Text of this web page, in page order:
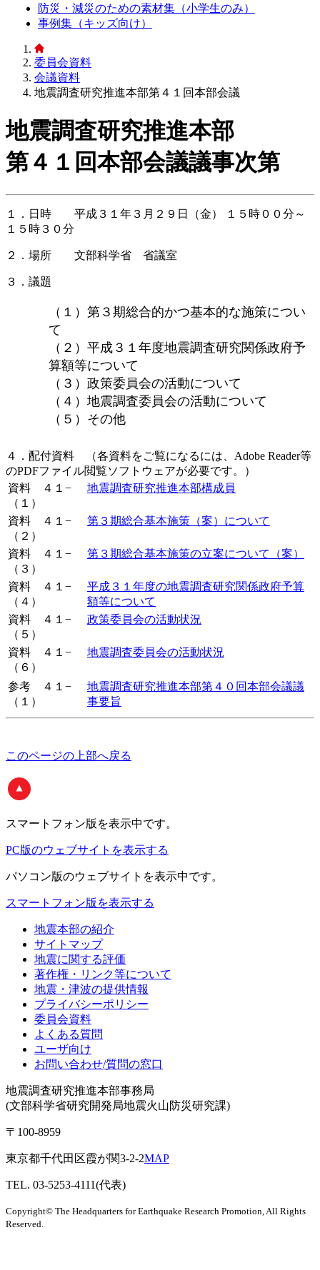
防災・減災のための素材集（小学生のみ）
事例集（キッズ向け）
委員会資料
会議資料
地震調査研究推進本部第４１回本部会議
地震調査研究推進本部
第４１回本部会議議事次第
１．日時 平成３１年３月２９日（金） １５時００分～
１５時３０分
２．場所 文部科学省 省議室
３．議題
（１）第３期総合的かつ基本的な施策につい
て
（２）平成３１年度地震調査研究関係政府予
算額等について
（３）政策委員会の活動について
（４）地震調査委員会の活動について
（５）その他
４．配付資料 （各資料をご覧になるには、Adobe Reader等
のPDFファイル閲覧ソフトウェアが必要です。）
資料 ４１−
（１）
地震調査研究推進本部構成員
資料 ４１−
（２）
第３期総合基本施策（案）について
資料 ４１−
（３）
第３期総合基本施策の立案について（案）
資料 ４１−
（４）
平成３１年度の地震調査研究関係政府予算
額等について
資料 ４１−
（５）
政策委員会の活動状況
資料 ４１−
（６）
地震調査委員会の活動状況
参考 ４１−
（１）
地震調査研究推進本部第４０回本部会議議
事要旨
このページの上部へ戻る
スマートフォン版 を表示中です。
PC版のウェブサイトを表示する
パソコン版のウェブサイトを表示中です。
スマートフォン版を表示する
地震本部の紹介
サイトマップ
地震に関する評価
著作権・リンク等について
地震・津波の提供情報
プライバシーポリシー
委員会資料
よくある質問
ユーザ向け
お問い合わせ/質問の窓口
地震調査研究推進本部事務局
(文部科学省研究開発局地震火山防災研究課)
〒100-8959
東京都千代田区霞が関3-2-2MAP
TEL. 03-5253-4111(代表)
Copyright© The Headquarters for Earthquake Research Promotion, All Rights
Reserved.